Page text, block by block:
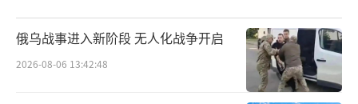
帆风顺。技术层面看，电极制造、信号压缩、
无线传输等核心问题，已逐步进入工程化阶
段，但在伦理监管、植入风险评估、长期安全
俄乌战事进入新阶段 无人化战争开启
2026-08-06 13:42:48